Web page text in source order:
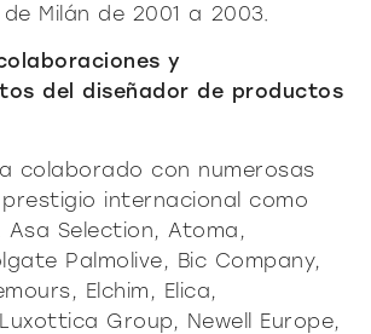
Milán de 2001 a 2003.
y
del diseñador de productos
colaborado con numerosas
internacional como
Asa Selection, Atoma,
Palmolive, Bic Company,
Elchim, Elica,
Group, Newell Europe,